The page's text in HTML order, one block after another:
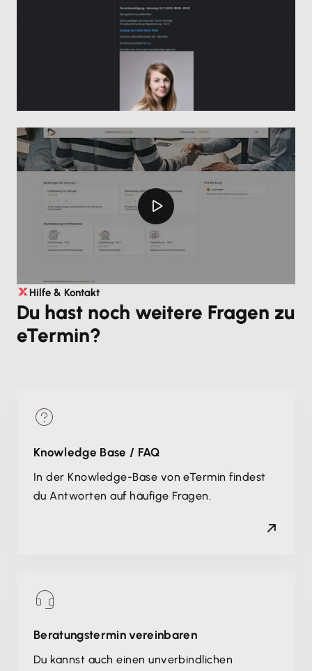
Hilfe & Kontakt
Du hast noch weitere Fragen zu
eTermin?
Knowledge Base / FAQ
In der Knowledge-Base von eTermin findest
du Antworten auf häufige Fragen.
Beratungstermin vereinbaren
Du kannst auch einen unverbindlichen